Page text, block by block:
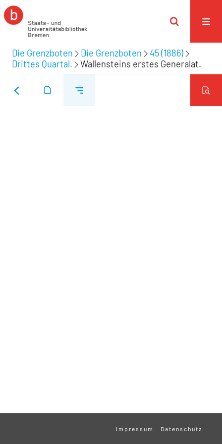
Die Grenzboten Die Grenzboten
45 (1886)
Drittes Quartal.
Wallensteins erstes Generalat.
Impressum Datenschutz